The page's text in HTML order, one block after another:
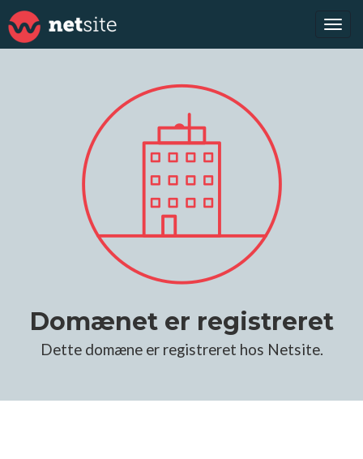
Domænet er registreret
Dette domæne er registreret hos Netsite.